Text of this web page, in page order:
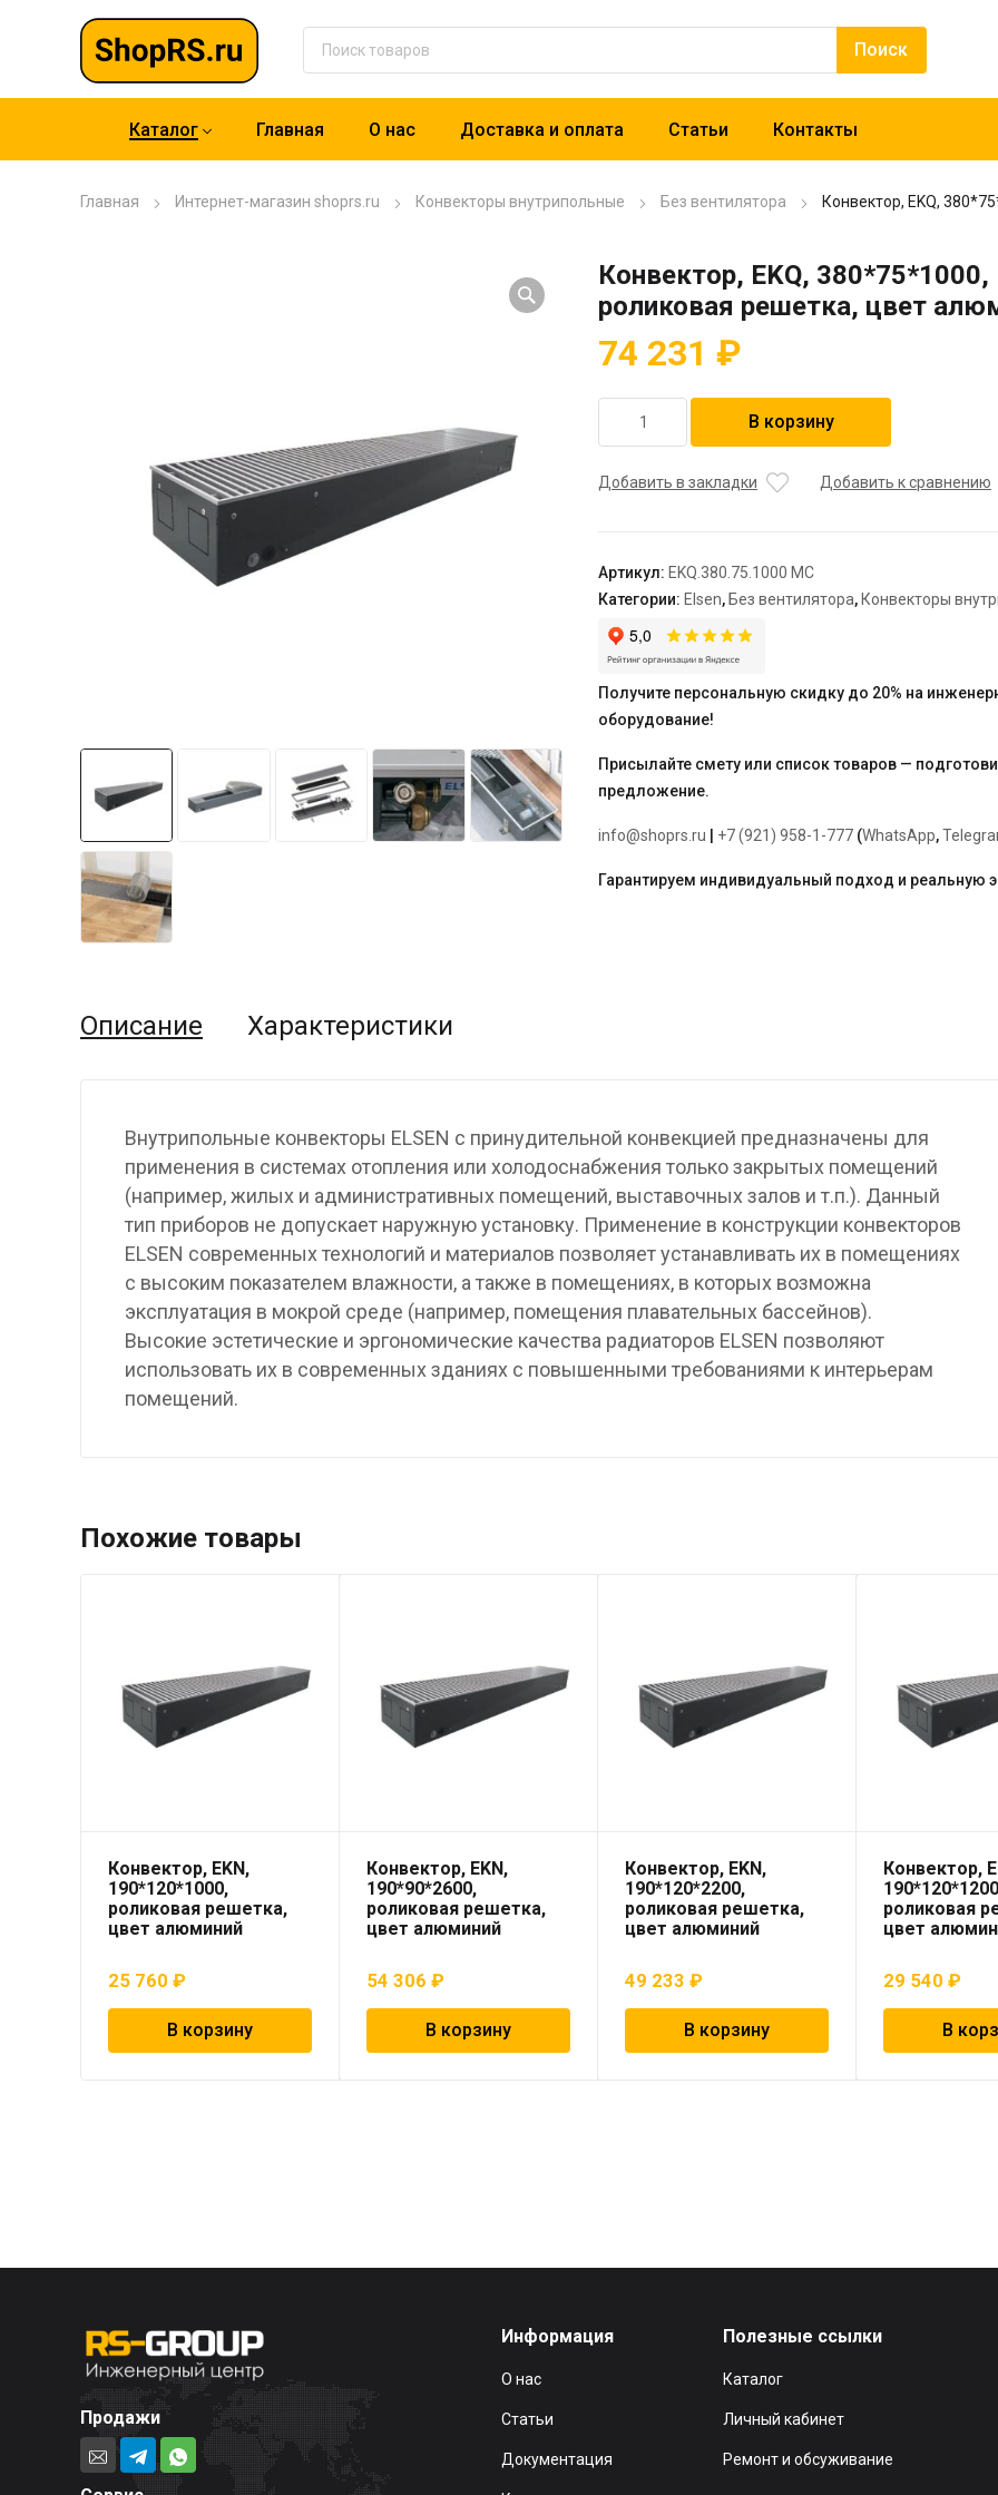
Каталог Главная О нас Доставка и оплата Статьи Контакты
Главная Интернет-магазин shoprs.ru Конвекторы внутрипольные Без вентилятора Конвектор, EKQ,
Конвектор, EKQ, 380*75*1000,
роликовая решетка, цвет
74 231 ₽
товара
EKQ,
цвет
алюминий
В корзину
Добавить в закладки Добавить к сравнению
Артикул: EKQ.380.75.1000 MC
Категории: Elsen, Без вентилятора, Конвекторы
Получите персональную скидку до 20% на
оборудование!
Присылайте смету или список товаров —
предложение.
info@shoprs.ru +7 (921) 958-1-777 (WhatsApp,
Гарантируем индивидуальный подход и реальную
Описание Характеристики
Внутрипольные конвекторы ELSEN с принудительной конвекцией предназначены для
применения в системах отопления или холодоснабжения только закрытых помещений
(например, жилых и административных помещений, выставочных залов и т.п.). Данный
тип приборов не допускает наружную установку. Применение в конструкции конвекторов
ELSEN современных технологий и материалов позволяет устанавливать их в помещениях
с высоким показателем влажности, а также в помещениях, в которых возможна
эксплуатация в мокрой среде (например, помещения плавательных бассейнов).
Высокие эстетические и эргономические качества радиаторов ELSEN позволяют
использовать их в современных зданиях с повышенными требованиями к интерьерам
помещений.
Похожие товары
Конвектор, EKN,
190*120*1000,
роликовая решетка,
цвет алюминий
25 760 ₽
В корзину
Конвектор, EKN,
190*90*2600,
роликовая решетка,
цвет алюминий
54 306₽
В корзину
Конвектор, EKN,
190*120*2200,
роликовая решетка,
цвет алюминий
49 233₽
В корзину
Конвектор,
роликовая
цвет
29 540₽
В
Продажи
Информация
О нас
Статьи
Документация
Полезные ссылки
Каталог
Личный кабинет
Ремонт и обсуживание